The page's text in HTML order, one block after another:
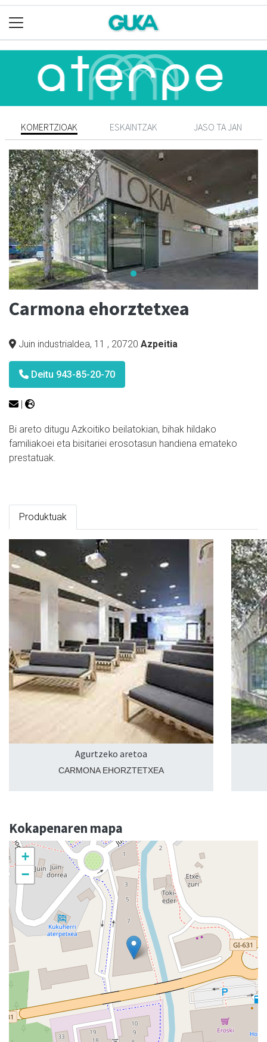
KOMERTZIOAK ESKAINTZAK JASO TA JAN
Carmona ehorztetxea
Juin industrialdea, 11 , 20720 Azpeitia
Deitu 943-85-20-70
Bi areto ditugu Azkoitiko beilatokian, bihak hildako
familiakoei eta bisitariei erosotasun handiena emateko
prestatuak.
Produktuak
Agurtzeko aretoa
CARMONA EHORZTETXEA
Kokapenaren mapa
+
−